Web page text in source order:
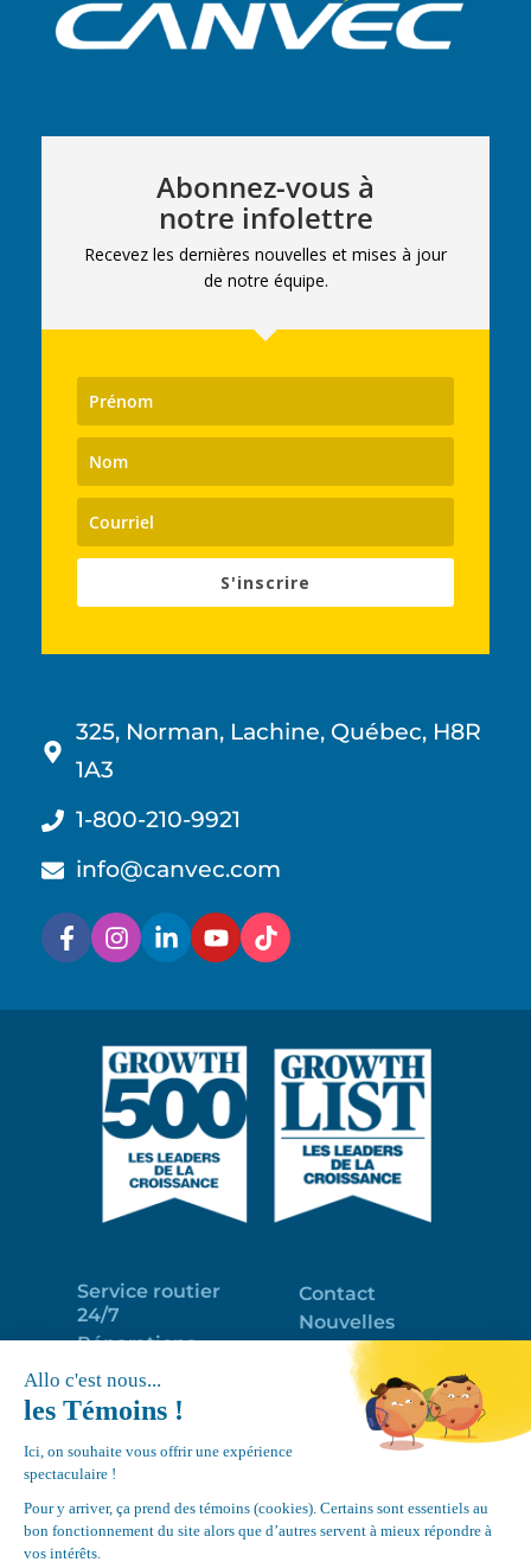
Abonnez-vous à
notre infolettre
Recevez les dernières nouvelles et mises à jour
de notre équipe.
S'inscrire
325, Norman, Lachine, Québec, H8R
1A3
1-800-210-9921
info@canvec.com
Service routier
24/7
Réparations
Programme
d’entretien
Déneigement
de toits
Équipements
Contact
Nouvelles
Portail clients
Emploi
Politique de